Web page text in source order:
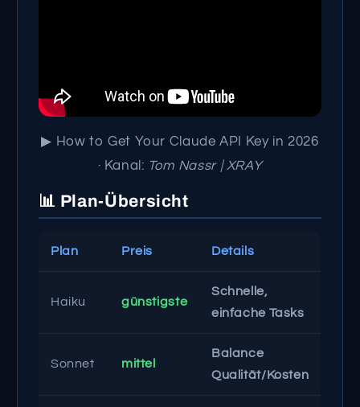
▶ How to Get Your Claude API Key in 2026
· Kanal: Tom Nassr | XRAY
📊 Plan-Übersicht
Plan Preis Details
Haiku günstigste
Schnelle,
einfache Tasks
Sonnet mittel
Balance
Qualität/Kosten